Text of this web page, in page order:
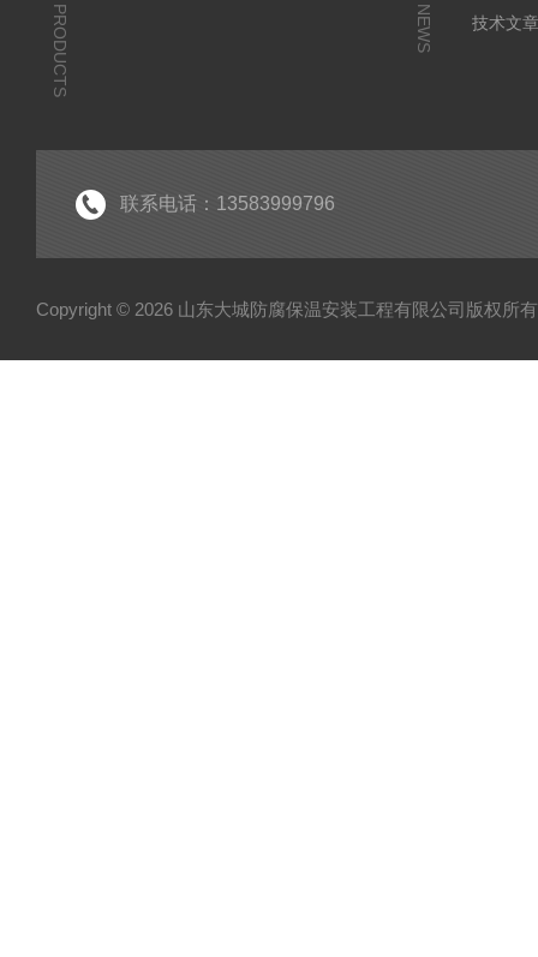
PRODUCTS NEWS 技术文
联系电话：13583999796
Copyright © 2026 山东大城防腐保温安装工程有限公司版权所